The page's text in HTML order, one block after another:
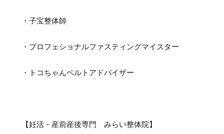
・子宝整体師
・プロフェショナルファスティングマイスター
・トコちゃんベルトアドバイザー
【妊活・産前産後専門 みらい整体院】